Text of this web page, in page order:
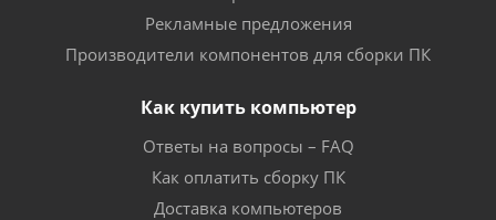
Рекламные предложения
Производители компонентов для сборки ПК
Как купить компьютер
Ответы на вопросы – FAQ
Как оплатить сборку ПК
Доставка компьютеров